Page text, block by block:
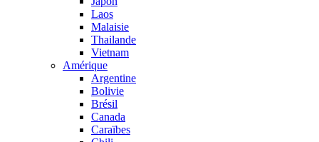
Laos
Malaisie
Thailande
Vietnam
Amérique
Argentine
Bolivie
Brésil
Canada
Caraïbes